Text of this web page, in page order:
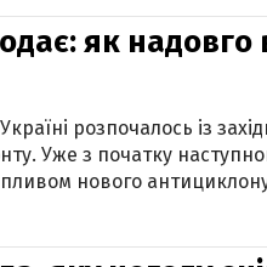
як надовго
розпочалось із
Уже з початку
нового